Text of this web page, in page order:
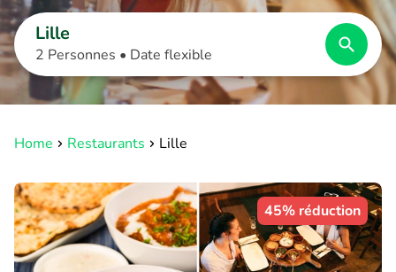
Lille
2 Personnes • Date flexible
Home Restaurants Lille
45% réduction